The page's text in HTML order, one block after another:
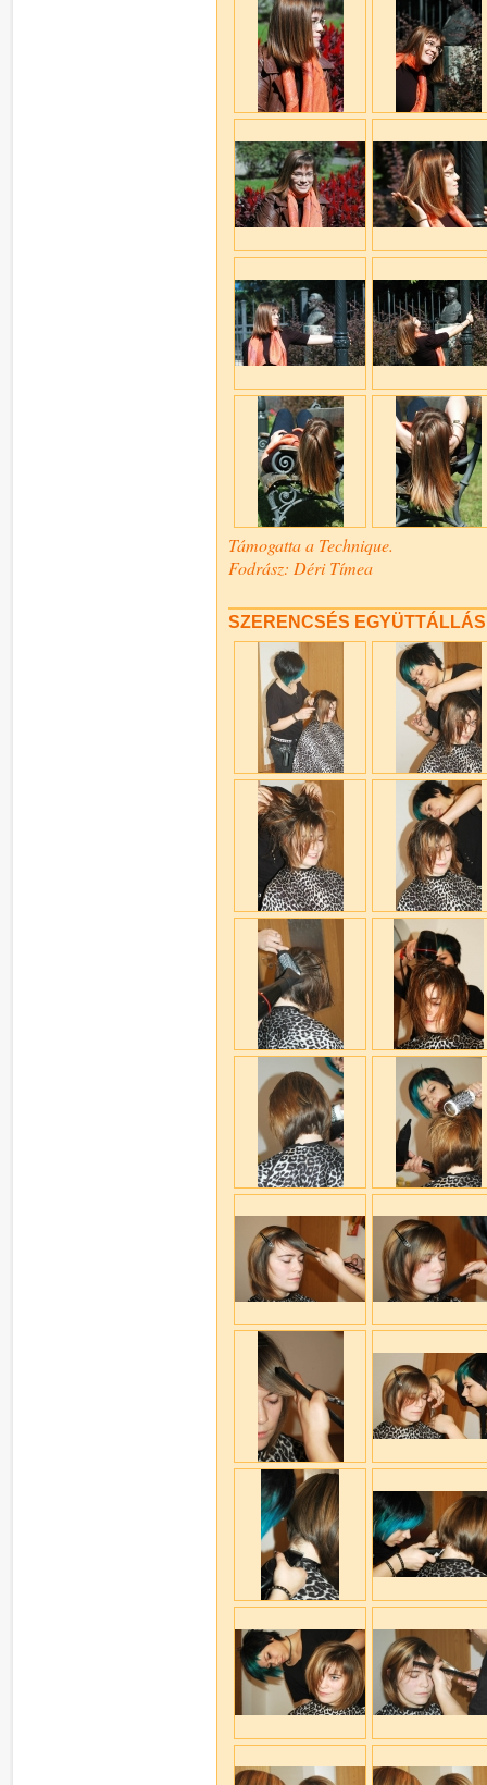
Támogatta a Technique.
Fodrász: Déri Tímea
SZERENCSÉS